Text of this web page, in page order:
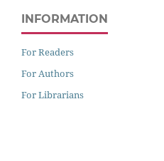
INFORMATION
For Readers
For Authors
For Librarians